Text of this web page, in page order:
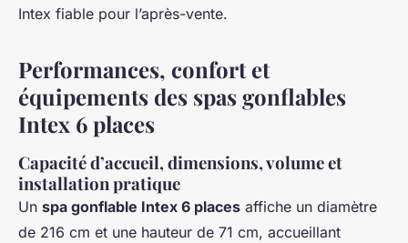
Intex fiable pour l’après-vente.
Performances, confort et
équipements des spas gonflables
Intex 6 places
Capacité d’accueil, dimensions, volume et
installation pratique
Un spa gonflable Intex 6 places affiche un diamètre
de 216 cm et une hauteur de 71 cm, accueillant